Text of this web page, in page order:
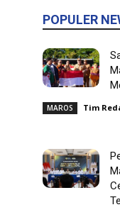
POPULER
MAROS Tim